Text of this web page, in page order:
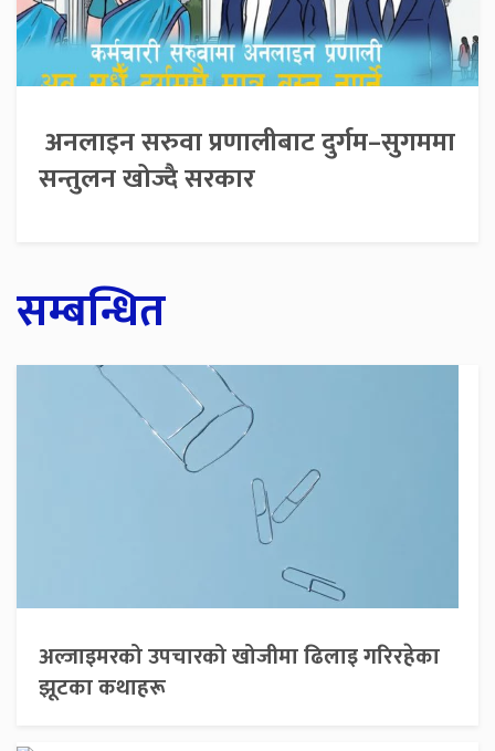
अनलाइन सरुवा प्रणालीबाट दुर्गम–सुगममा
सन्तुलन खोज्दै सरकार
सम्बन्धित
अल्जाइमरको उपचारको खोजीमा ढिलाइ गरिरहेका
झूटका कथाहरू